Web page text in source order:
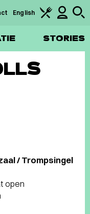
STORIES
English
/ Trompsingel
open